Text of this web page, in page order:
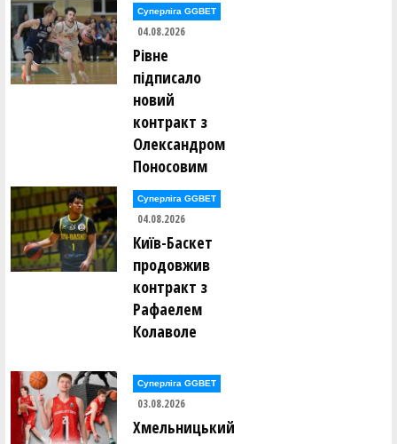
Суперліга GGBET
04.08.2026
Рівне
підписало
новий
контракт з
Олександром
Поносовим
Суперліга GGBET
04.08.2026
Київ-Баскет
продовжив
контракт з
Рафаелем
Колаволе
Суперліга GGBET
03.08.2026
Хмельницький